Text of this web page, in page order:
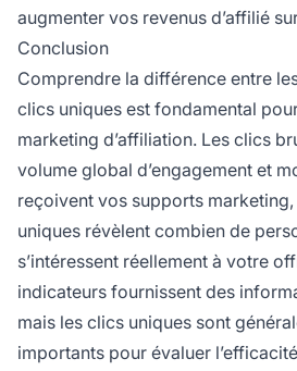
augmenter vos revenus d’affilié
Conclusion
Comprendre la différence entre
clics uniques est fondamental
marketing d’affiliation. Les clics
volume global d’engagement et
reçoivent vos supports
uniques révèlent combien de
s’intéressent réellement à votre
indicateurs fournissent des
mais les clics uniques sont
importants pour évaluer